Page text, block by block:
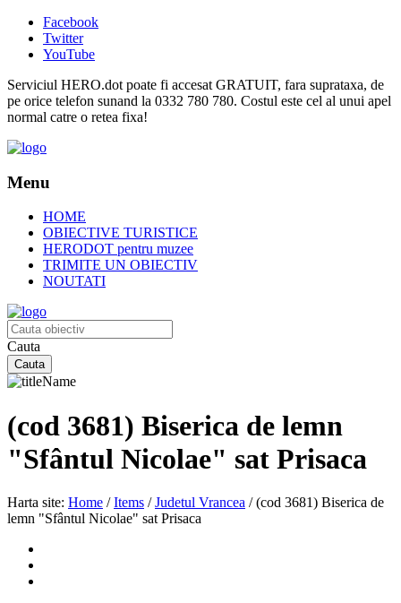
Facebook
Twitter
YouTube
Serviciul HERO.dot poate fi accesat GRATUIT, fara suprataxa, de
pe orice telefon sunand la 0332 780 780. Costul este cel al unui apel
normal catre o retea fixa!
Menu
HOME
OBIECTIVE TURISTICE
HERODOT pentru muzee
TRIMITE UN OBIECTIV
NOUTATI
Cauta
(cod 3681) Biserica de lemn
"Sfântul Nicolae" sat Prisaca
Harta site: Home / Items / Judetul Vrancea / (cod 3681) Biserica de
lemn "Sfântul Nicolae" sat Prisaca